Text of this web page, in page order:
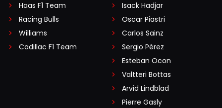
Haas F1 Team
Racing Bulls
Williams
Cadillac F1 Team
Isack Hadjar
Oscar Piastri
Carlos Sainz
Sergio Pérez
Esteban Ocon
Valtteri Bottas
Arvid Lindblad
Pierre Gasly